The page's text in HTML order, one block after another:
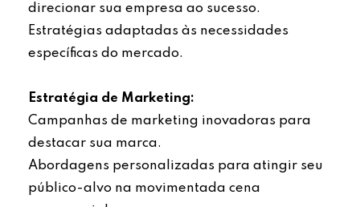
direcionar sua empresa ao sucesso.
Estratégias adaptadas às necessidades
específicas do mercado.
Estratégia de Marketing:
Campanhas de marketing inovadoras para
destacar sua marca.
Abordagens personalizadas para atingir seu
público-alvo na movimentada cena